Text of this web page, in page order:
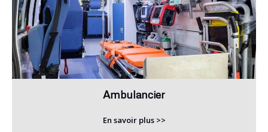
Ambulancier
En savoir plus >>